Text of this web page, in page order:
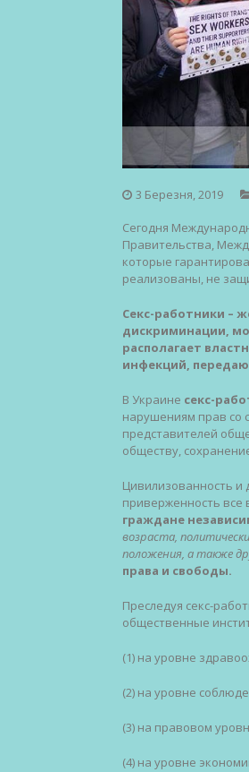
3 Березня, 2019
Сегодня
Правительства,
которые
реализованы, не
Секс-работники –
дискриминации,
располагает
инфекций,
В Украине секс-
нарушениям прав со
представителей
обществу,
Цивилизованность и
приверженность все
граждане
возраста,
положения, а также
права и свободы.
Преследуя секс-
общественные
(1) на уровне
(2) на уровне
(3) на правовом
(4) на уровне